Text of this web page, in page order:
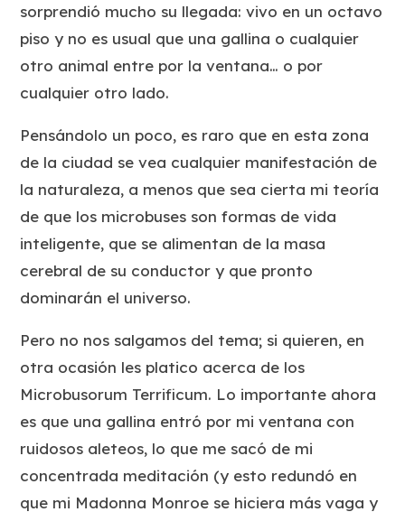
sorprendió mucho su llegada: vivo en un octavo
piso y no es usual que una gallina o cualquier
otro animal entre por la ventana… o por
cualquier otro lado.
Pensándolo un poco, es raro que en esta zona
de la ciudad se vea cualquier manifestación de
la naturaleza, a menos que sea cierta mi teoría
de que los microbuses son formas de vida
inteligente, que se alimentan de la masa
cerebral de su conductor y que pronto
dominarán el universo.
Pero no nos salgamos del tema; si quieren, en
otra ocasión les platico acerca de los
Microbusorum Terrificum. Lo importante ahora
es que una gallina entró por mi ventana con
ruidosos aleteos, lo que me sacó de mi
concentrada meditación (y esto redundó en
que mi Madonna Monroe se hiciera más vaga y